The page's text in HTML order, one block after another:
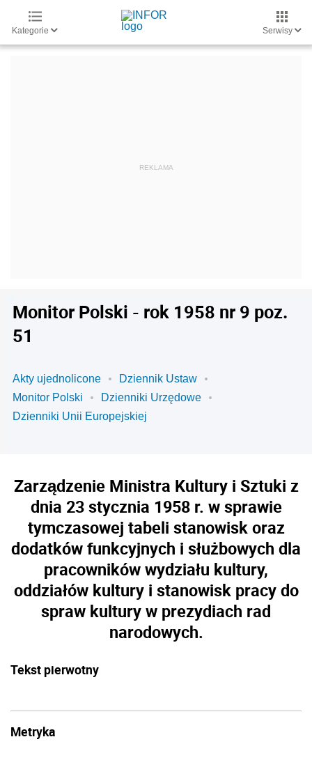
Kategorie Serwisy
Monitor Polski - rok 1958 nr 9 poz.
51
Akty ujednolicone
Dziennik Ustaw
Monitor Polski
Dzienniki Urzędowe
Dzienniki Unii Europejskiej
Zarządzenie Ministra Kultury i Sztuki z
dnia 23 stycznia 1958 r. w sprawie
tymczasowej tabeli stanowisk oraz
dodatków funkcyjnych i służbowych dla
pracowników wydziału kultury,
oddziałów kultury i stanowisk pracy do
spraw kultury w prezydiach rad
narodowych.
Tekst pierwotny
Metryka